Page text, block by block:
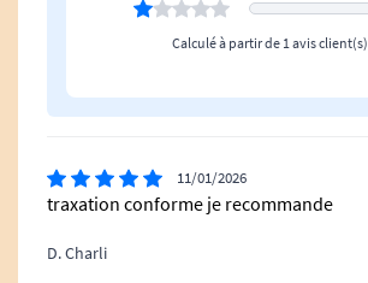
Calculé à partir de 1 avis client(s)
11/01/2026
traxation conforme je recommande
D. Charli